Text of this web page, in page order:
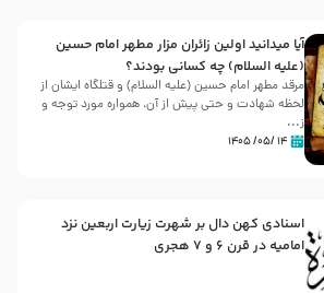
آیا میدانید اولین زائران مزار مطهر امام حسین
(علیه السلام) چه کسانی بودند؟
مرقد مطهر امام حسین (علیه السلام) و قتلگاه ایشان از
لحظه شهادت و حتی پیش از آن، همواره مورد توجه و
ز...
۱۴ /۰۵/ ۱۴۰۵
اسنادی کهن دال بر شهرت زیارت اربعین نزد
امامیه در قرن ۶ و ۷ هجری